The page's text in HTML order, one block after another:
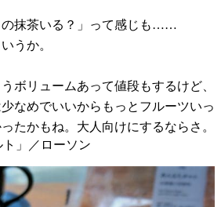
の抹茶いる？」って感じも……
うか。
ボリュームあって値段もするけど、
なめでいいからもっとフルーツいっ
たかもね。大人向けにするならさ。
」／ローソン